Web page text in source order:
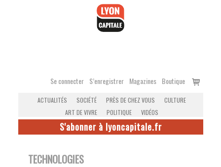
Se connecter S’enregistrer Magazines Boutique
Voir
ACTUALITÉS SOCIÉTÉ PRÈS DE CHEZ VOUS
CULTURE
ART DE VIVRE
POLITIQUE VIDÉOS
S'abonner à lyoncapitale.fr
TECHNOLOGIES